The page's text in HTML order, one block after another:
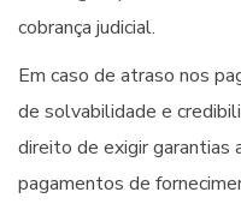
cobrança judicial.
Em caso de atraso nos
de solvabilidade e
direito de exigir garantias
pagamentos de